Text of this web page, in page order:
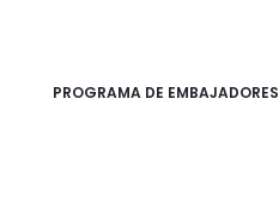
PROGRAMA DE EMBAJADORES